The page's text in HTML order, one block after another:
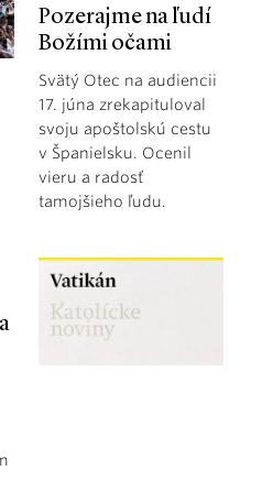
Pozerajme na ľudí
Božími očami
Svätý Otec na audiencii
17. júna zrekapituloval
svoju apoštolskú cestu
v Španielsku. Ocenil
vieru a radosť
tamojšieho ľudu.